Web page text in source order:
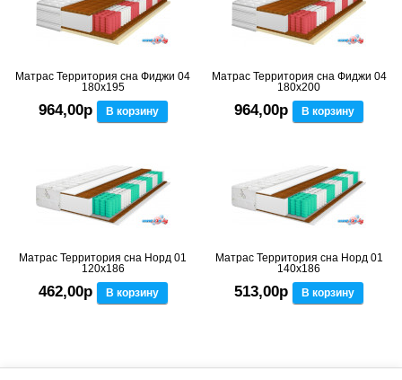
Матрас Территория сна Фиджи 04
180x195
964,00р В корзину
Матрас Территория сна Фиджи 04
180x200
964,00р В корзину
Матрас Территория сна Норд 01
120x186
462,00р В корзину
Матрас Территория сна Норд 01
140x186
513,00р В корзину